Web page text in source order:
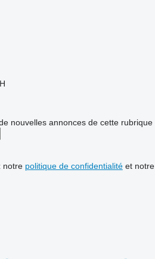
nouvelles annonces de cette rubrique
notre politique de confidentialitéet notre